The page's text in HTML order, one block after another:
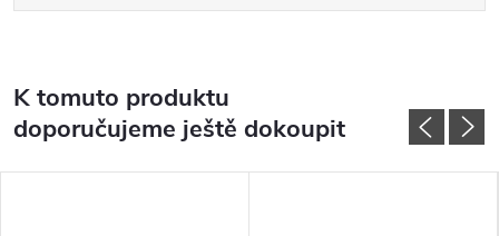
K tomuto produktu
doporučujeme ještě dokoupit